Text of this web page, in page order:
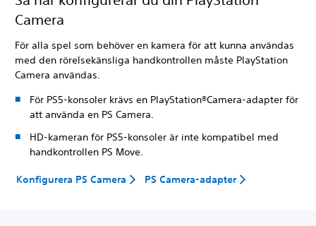
Camera
För alla spel som behöver en kamera för att kunna användas
med den rörelsekänsliga handkontrollen måste PlayStation
Camera användas.
För PS5-konsoler krävs en PlayStation®Camera-adapter för
att använda en PS Camera.
HD-kameran för PS5-konsoler är inte kompatibel med
handkontrollen PS Move.
Konfigurera PS Camera PS Camera-adapter